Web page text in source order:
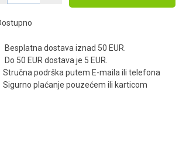
Besplatna dostava iznad 50 EUR.
Do 50 EUR dostava je 5 EUR.
Stručna podrška putem E-maila ili telefona
Sigurno plaćanje pouzećem ili karticom